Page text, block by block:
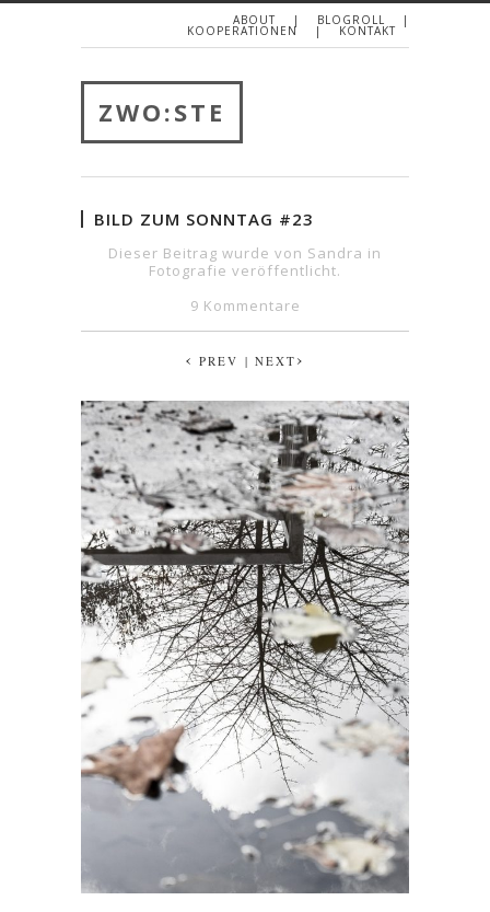
ABOUT BLOGROLL
KOOPERATIONEN KONTAKT
ZWO:STE
BILD ZUM SONNTAG #23
Dieser Beitrag wurde von Sandra in
Fotografie veröffentlicht.
9 Kommentare
‹ PREV | NEXT ›